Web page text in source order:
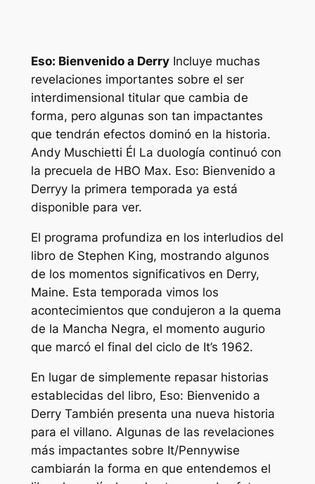
Eso: Bienvenido a DerryIncluye muchas
revelaciones importantes sobre el ser
interdimensional titular que cambia de
forma, pero algunas son tan impactantes
que tendrán efectos dominó en la historia.
Andy Muschietti Él La duología continuó con
la precuela de HBO Max. Eso: Bienvenido a
Derryy la primera temporada ya está
disponible para ver.
El programa profundiza en los interludios del
libro de Stephen King, mostrando algunos
de los momentos significativos en Derry,
Maine. Esta temporada vimos los
acontecimientos que condujeron a la quema
de la Mancha Negra, el momento augurio
que marcó el final del ciclo de It’s 1962.
En lugar de simplemente repasar historias
establecidas del libro, Eso: Bienvenido a
DerryTambién presenta una nueva historia
para el villano. Algunas de las revelaciones
más impactantes sobre It/Pennywise
cambiarán la forma en que entendemos el